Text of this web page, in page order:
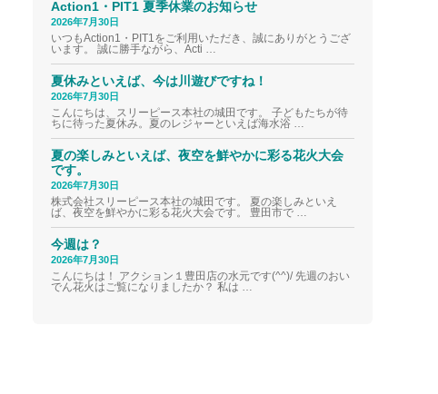
Action1・PIT1 夏季休業のお知らせ
2026年7月30日
いつもAction1・PIT1をご利用いただき、誠にありがとうござ
います。 誠に勝手ながら、Acti …
夏休みといえば、今は川遊びですね！
2026年7月30日
こんにちは、スリーピース本社の城田です。 子どもたちが待
ちに待った夏休み。夏のレジャーといえば海水浴 …
夏の楽しみといえば、夜空を鮮やかに彩る花火大会
です。
2026年7月30日
株式会社スリーピース本社の城田です。 夏の楽しみといえ
ば、夜空を鮮やかに彩る花火大会です。 豊田市で …
今週は？
2026年7月30日
こんにちは！ アクション１豊田店の水元です(^^)/ 先週のおい
でん花火はご覧になりましたか？ 私は …